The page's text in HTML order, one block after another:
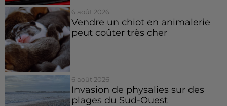
6 août 2026
Vendre un chiot en animalerie
peut coûter très cher
6 août 2026
Invasion de physalies sur des
plages du Sud-Ouest